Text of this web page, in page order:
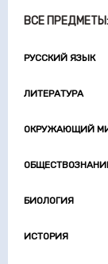
ВСЕ ПРЕДМЕТЫ:
РУССКИЙ ЯЗЫК
ЛИТЕРАТУРА
ОКРУЖАЮЩИЙ
БИОЛОГИЯ
ИСТОРИЯ